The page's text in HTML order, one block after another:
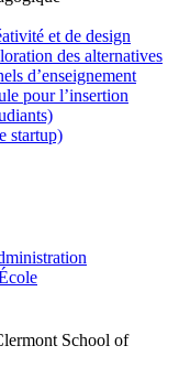
et de design
des alternatives
d’enseignement
pour l’insertion
startup)
School of